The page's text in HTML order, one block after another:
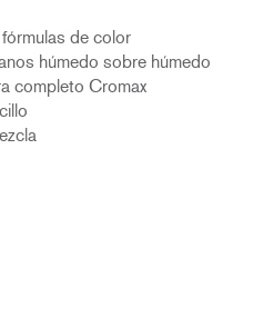
de color
húmedo sobre húmedo
completo Cromax